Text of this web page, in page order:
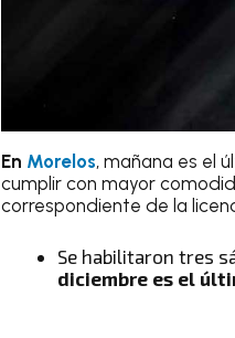
En Morelos, mañana es el
cumplir con mayor
correspondiente de la
Se habilitaron tres
diciembre es el